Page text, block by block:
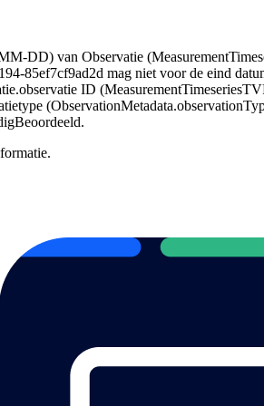
DD) van Observatie
85ef7cf9ad2d mag niet voor de eind
ID
.